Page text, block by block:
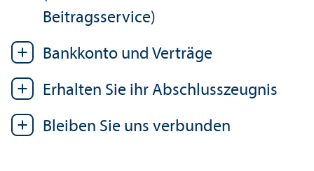
Beitragsservice)
Bankkonto und Verträge
Erhalten Sie ihr Abschlusszeugnis
Bleiben Sie uns verbunden